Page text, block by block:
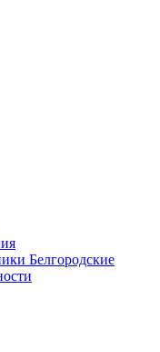
Белгородские